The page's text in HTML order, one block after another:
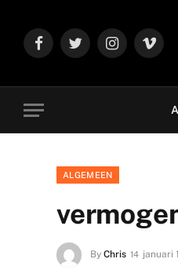
FacebookTwitter Instagram
Vimeo
ALGEMEEN
By Chris januari